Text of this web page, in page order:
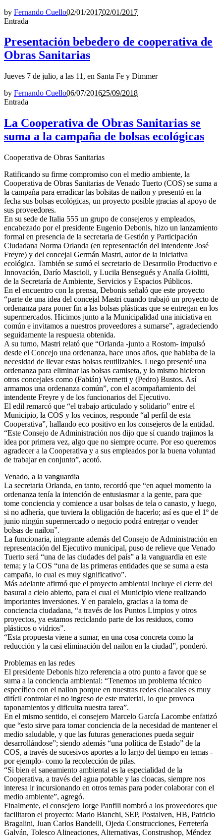
by Fernando Cuello02/01/201702/01/2017
Entrada
Presentación bebedero de cooperativa de
Obras Sanitarias
Jueves 7 de julio, a las 11, en Santa Fe y Dimmer
by Fernando Cuello06/07/201625/09/2018
Entrada
La Cooperativa de Obras Sanitarias se
suma a la campaña de bolsas ecológicas
Cooperativa de Obras Sanitarias
Ratificando su firme compromiso con el medio ambiente, la
Cooperativa de Obras Sanitarias de Venado Tuerto (COS) se suma a
la campaña para erradicar las bolsitas de nailon y presentó en la
fecha sus bolsas ecológicas, un proyecto posible gracias al apoyo de
sus proveedores.
En su sede de Italia 555 un grupo de consejeros y empleados,
encabezado por el presidente Eugenio Debonis, hizo un lanzamiento
formal en presencia de la secretaria de Gestión y Participación
Ciudadana Norma Orlanda (en representación del intendente José
Freyre) y del concejal Germán Mastri, autor de la iniciativa
ecológica. También se sumó el secretario de Desarrollo Productivo e
Innovación, Darío Mascioli, y Lucila Bensegués y Analía Giolitti,
de la Secretaría de Ambiente, Servicios y Espacios Públicos.
En el encuentro con la prensa, Debonis señaló que este proyecto
“parte de una idea del concejal Mastri cuando trabajó un proyecto de
ordenanza para poner fin a las bolsas plásticas que se entregan en los
supermercados. Hicimos junto a la Municipalidad una iniciativa en
común e invitamos a nuestros proveedores a sumarse”, agradeciendo
seguidamente la respuesta obtenida.
A su turno, Mastri relató que “Orlanda -junto a Rostom- impulsó
desde el Concejo una ordenanza, hace unos años, que hablaba de la
necesidad de llevar estas bolsas reutilizables. Luego presenté una
ordenanza para eliminar las bolsas camiseta, y lo mismo hicieron
otros concejales como (Fabián) Vernetti y (Pedro) Bustos. Así
armamos una ordenanza común”, con el acompañamiento del
intendente Freyre y de los funcionarios del Ejecutivo.
El edil remarcó que “el trabajo articulado y solidario” entre el
Municipio, la COS y los vecinos, responde “al perfil de esta
Cooperativa”, hallando eco positivo en los consejeros de la entidad.
“Este Consejo de Administración nos dijo que sí cuando trajimos la
idea por primera vez, algo que no siempre ocurre. Por eso queremos
agradecer a la Cooperativa y a sus empleados por la buena voluntad
de trabajar en conjunto”, acotó.
Venado, a la vanguardia
La secretaria Orlanda, en tanto, recordó que “en aquel momento la
ordenanza tenía la intención de entusiasmar a la gente, para que
tome conciencia y comience a usar bolsas de tela o canasto, y luego,
si no adhería, que tuviera la obligación de hacerlo; así es que el 1º de
junio ningún supermercado o negocio podrá entregar o vender
bolsas de nailon”.
La funcionaria, integrante además del Consejo de Administración en
representación del Ejecutivo municipal, puso de relieve que Venado
Tuerto será “una de las ciudades del país” a la vanguardia en este
tema; y la COS “una de las primeras entidades que se suma a esta
campaña, lo cual es muy significativo”.
Más adelante afirmó que el proyecto ambiental incluye el cierre del
basural a cielo abierto, para el cual el Municipio viene realizando
importantes inversiones. Y en paralelo, gracias a la toma de
conciencia ciudadana, “a través de los Puntos Limpios y otros
proyectos, ya estamos reciclando parte de los residuos, como
plásticos o vidrios”.
“Esta propuesta viene a sumar, en una cosa concreta como la
reducción y la casi eliminación del nailon en la ciudad”, ponderó.
Problemas en las redes
El presidente Debonis hizo referencia a otro punto a favor que se
suma a la conciencia ambiental: “Tenemos un problema técnico
específico con el nailon porque en nuestras redes cloacales es muy
difícil controlar el no ingreso de este material, lo que provoca
taponamientos y dificulta nuestra tarea”.
En el mismo sentido, el consejero Marcelo García Lacombe enfatizó
que “esto sirve para tomar conciencia de la necesidad de mantener el
medio saludable, y que las futuras generaciones pueda seguir
desarrollándose”; siendo además “una política de Estado” de la
COS, a través de sucesivos aportes a lo largo del tiempo en temas -
por ejemplo- como la recolección de pilas.
“Si bien el saneamiento ambiental es la especialidad de la
Cooperativa, a través del agua potable y las cloacas, siempre nos
interesa ir incursionando en otros temas para poder colaborar con el
medio ambiente”, agregó.
Finalmente, el consejero Jorge Panfili nombró a los proveedores que
facilitaron el proyecto: Mario Bianchi, SEP, Postalven, HB, Patricio
Bragalini, Juan Carlos Bandelli, Ojeda Construcciones, Ferretería
Galván, Tolesco Alineaciones, Alternativas, Construshop, Méndez